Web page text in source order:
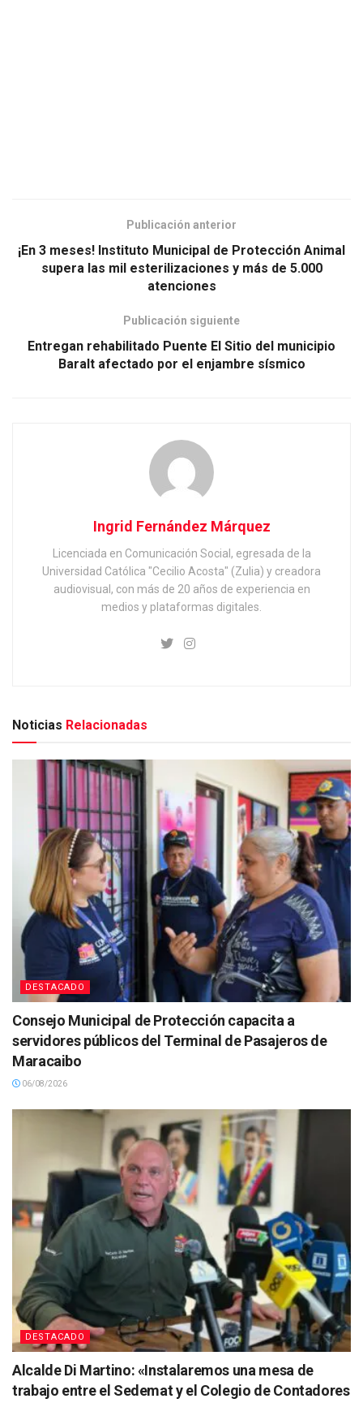
Publicación anterior
¡En 3 meses! Instituto Municipal de Protección Animal
supera las mil esterilizaciones y más de 5.000
atenciones
Publicación siguiente
Entregan rehabilitado Puente El Sitio del municipio
Baralt afectado por el enjambre sísmico
Ingrid Fernández Márquez
Licenciada en Comunicación Social, egresada de la
Universidad Católica "Cecilio Acosta" (Zulia) y creadora
audiovisual, con más de 20 años de experiencia en
medios y plataformas digitales.
Noticias Relacionadas
DESTACADO
Consejo Municipal de Protección capacita a
servidores públicos del Terminal de Pasajeros de
Maracaibo
06/08/2026
DESTACADO
Alcalde Di Martino: «Instalaremos una mesa de
trabajo entre el Sedemat y el Colegio de Contadores